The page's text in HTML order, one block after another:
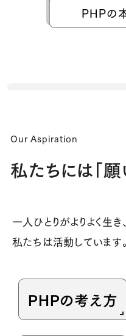
PHPの
Our Aspiration
私たちには「願
一人ひとりがよりよく生き
私たちは活動しています。
PHPの考え方